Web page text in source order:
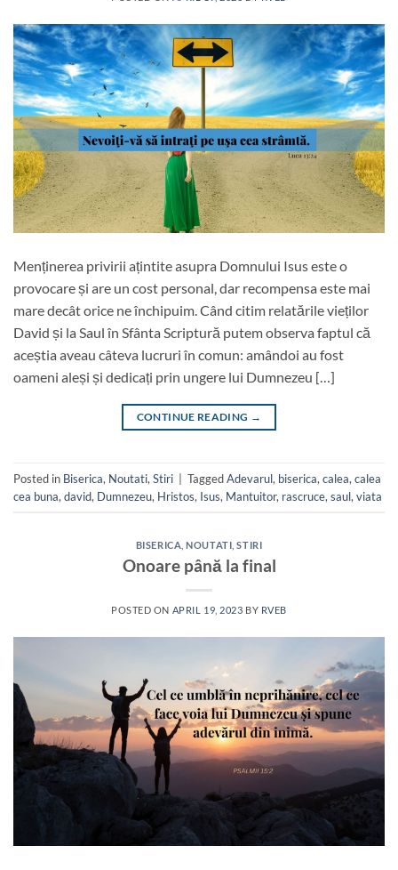
Menținerea privirii ațintite asupra Domnului Isus este o
provocare și are un cost personal, dar recompensa este mai
mare decât orice ne închipuim. Când citim relatările vieților
David și la Saul în Sfânta Scriptură putem observa faptul că
aceștia aveau câteva lucruri în comun: amândoi au fost
oameni aleși și dedicați prin ungere lui Dumnezeu […]
CONTINUE READING →
Posted in Biserica, Noutati, Stiri TaggedAdevarul, biserica, calea, calea
cea buna, david, Dumnezeu, Hristos, Isus, Mantuitor, rascruce, saul, viata
BISERICA ,NOUTATI ,STIRI
Onoare până la final
POSTED ON APRIL 19, 2023 BY RVEB